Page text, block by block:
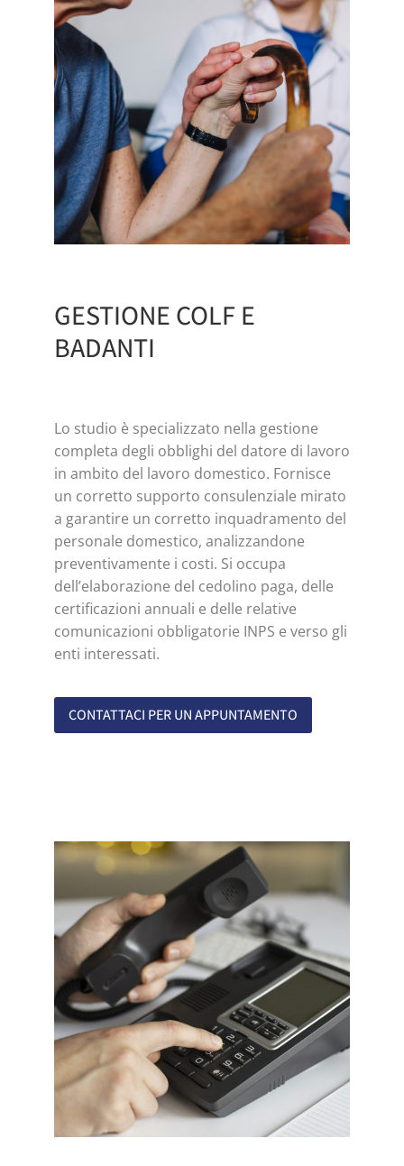
GESTIONE COLF E
BADANTI
Lo studio è specializzato nella gestione
completa degli obblighi del datore di lavoro
in ambito del lavoro domestico. Fornisce
un corretto supporto consulenziale mirato
a garantire un corretto inquadramento del
personale domestico, analizzandone
preventivamente i costi. Si occupa
dell’elaborazione del cedolino paga, delle
certificazioni annuali e delle relative
comunicazioni obbligatorie INPS e verso gli
enti interessati.
CONTATTACI PER UN APPUNTAMENTO